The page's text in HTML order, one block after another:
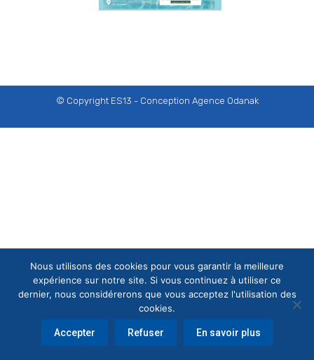
© Copyright ES13 - Conception Agence Odanak
Nous utilisons des cookies pour vous garantir la meilleure
expérience sur notre site. Si vous continuez à utiliser ce
dernier, nous considérerons que vous acceptez l'utilisation des
cookies.
Accepter Refuser En savoir plus